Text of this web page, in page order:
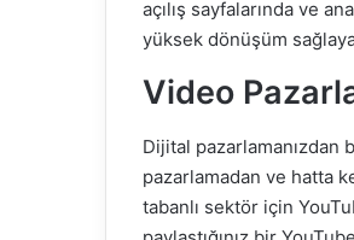
açılış sayfalarında ve
yüksek dönüşüm
Video
Dijital pazarlamanızdan
pazarlamadan ve hatta
tabanlı sektör için